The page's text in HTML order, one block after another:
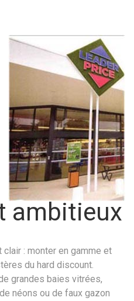
ambitieux
: monter en gamme et
du hard discount.
grandes baies vitrées,
néons ou de faux gazon